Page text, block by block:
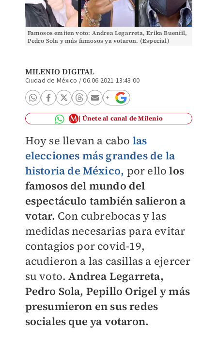
Famosos emiten voto: Andrea Legarreta, Erika Buenfil,
Pedro Sola y más famosos ya votaron. (Especial)
MILENIO DIGITAL
Ciudad de México /06.06.2021 13:43:00
Únete al canal de Milenio
Hoy se llevan a cabo las
elecciones más grandes de la
historia de México, por ellolos
famosos del mundo del
espectáculo también salieron a
votar. Con cubrebocas y las
medidas necesarias para evitar
contagios por covid-19,
acudieron a las casillas a ejercer
su voto. Andrea Legarreta,
Pedro Sola, Pepillo Origel y más
presumieron en sus redes
sociales que ya votaron.